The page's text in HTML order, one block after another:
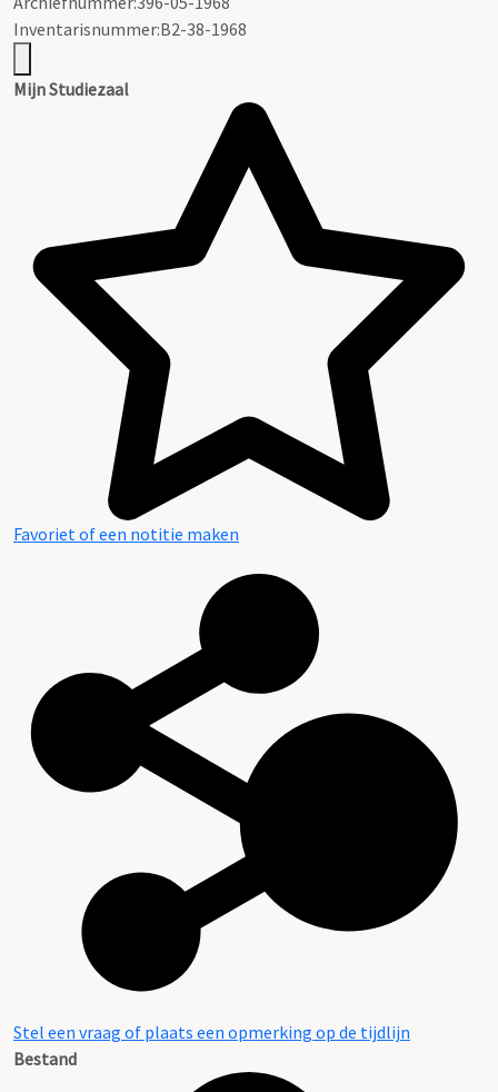
Inventarisnummer:B2-38-1968
Mijn Studiezaal
Favoriet of een notitie maken
Stel een vraag of plaats een opmerking op de tijdlijn
Bestand